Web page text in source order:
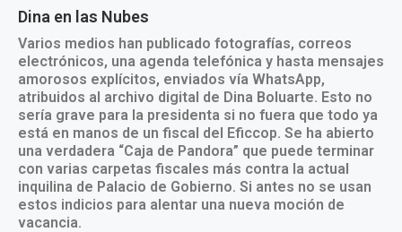
Dina en las Nubes
Varios medios han publicado fotografías, correos
electrónicos, una agenda telefónica y hasta mensajes
amorosos explícitos, enviados vía WhatsApp,
atribuidos al archivo digital de Dina Boluarte. Esto no
sería grave para la presidenta si no fuera que todo ya
está en manos de un fiscal del Eficcop. Se ha abierto
una verdadera “Caja de Pandora” que puede terminar
con varias carpetas fiscales más contra la actual
inquilina de Palacio de Gobierno. Si antes no se usan
estos indicios para alentar una nueva moción de
vacancia.